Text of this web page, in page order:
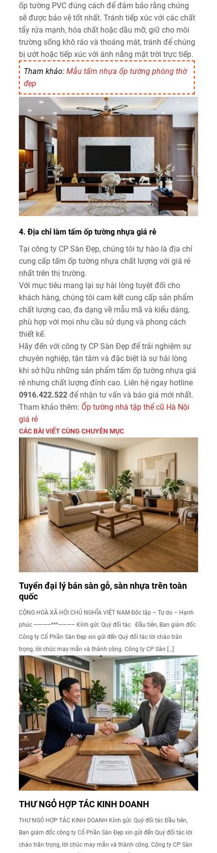
ốp tường PVC đúng cách để đảm bảo rằng chúng
sẽ được bảo vệ tốt nhất. Tránh tiếp xúc với các chất
tẩy rửa mạnh, hóa chất hoặc dầu mỡ, giữ cho môi
trường sống khô ráo và thoáng mát, tránh để chúng
bị ướt hoặc tiếp xúc với ánh nắng mặt trời trực tiếp.
Tham khảo: Mẫu tấm nhựa ốp tường phòng thờ
đẹp
4. Địa chỉ làm tấm ốp tường nhựa giá rẻ
Tại công ty CP Sàn Đẹp, chúng tôi tự hào là địa chỉ
cung cấp tấm ốp tường nhựa chất lượng với giá rẻ
nhất trên thị trường.
Với mục tiêu mang lại sự hài lòng tuyệt đối cho
khách hàng, chúng tôi cam kết cung cấp sản phẩm
chất lượng cao, đa dạng về mẫu mã và kiểu dáng,
phù hợp với mọi nhu cầu sử dụng và phong cách
thiết kế.
Hãy đến với công ty CP Sàn Đẹp để trải nghiệm sự
chuyên nghiệp, tận tâm và đặc biệt là sự hài lòng
khi sở hữu những sản phẩm tấm ốp tường nhựa giá
rẻ nhưng chất lượng đỉnh cao. Liên hệ ngay hotline
0916.422.522 để nhận tư vấn và báo giá mới nhất.
Tham khảo thêm: Ốp tường nhà tập thể cũ Hà Nội
giá rẻ
CÁC BÀI VIẾT CÙNG CHUYÊN MỤC
Tuyển đại lý bán sàn gỗ, sàn nhựa trên toàn
quốc
CỘNG HOÀ XÃ HỘI CHỦ NGHĨA VIỆT NAM Độc lập – Tự do – Hạnh
phúc ————***———– Kính gửi: Quý đối tác Đầu tiên, Ban giám đốc
Công ty Cổ Phần Sàn Đẹp xin gửi đến Quý đối tác lời chào trân
trọng, lời chúc may mắn và thành công. Công ty CP Sàn […]
THƯ NGỎ HỢP TÁC KINH DOANH
THƯ NGỎ HỢP TÁC KINH DOANH Kính gửi: Quý đối tác Đầu tiên,
Ban giám đốc công ty Cổ Phần Sàn Đẹp xin gửi đến Quý đối tác lời
chào trân trọng, lời chúc may mắn và thành công. Công ty CP Sàn